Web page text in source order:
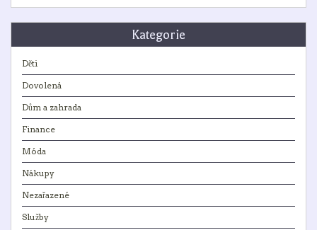
Kategorie
Děti
Dovolená
Dům a zahrada
Finance
Móda
Nákupy
Nezařazené
Služby